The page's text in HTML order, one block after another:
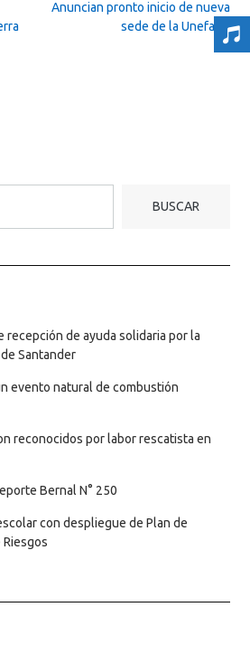
Anuncian pronto inicio de nueva
sede de la Unefa
→
BUSCAR
recepción de ayuda solidaria por la
Santander
evento natural de combustión
reconocidos por labor rescatista en
Bernal N° 250
con despliegue de Plan de